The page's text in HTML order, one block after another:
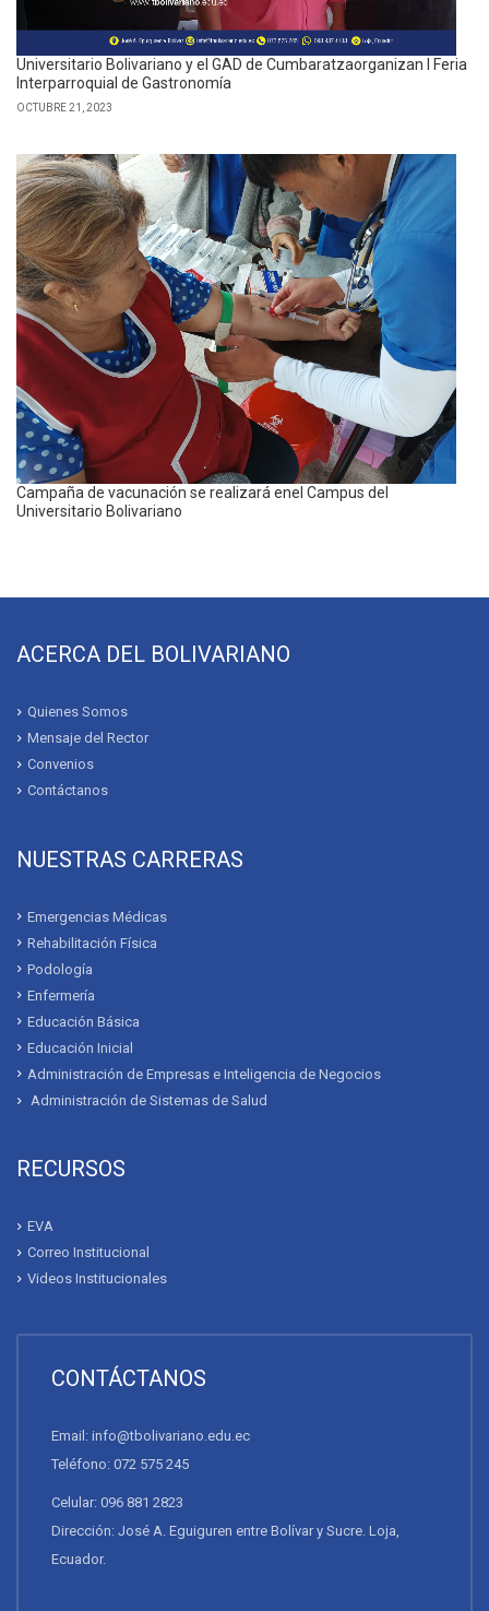
Universitario Bolivariano y el GAD de Cumbaratzaorganizan I Feria
Interparroquial de Gastronomía
OCTUBRE 21, 2023
Campaña de vacunación se realizará enel Campus del
Universitario Bolivariano
ACERCA DEL BOLIVARIANO
Quienes Somos
Mensaje del Rector
Convenios
Contáctanos
NUESTRAS CARRERAS
Emergencias Médicas
Rehabilitación Física
Podología
Enfermería
Educación Básica
Educación Inicial
Administración de Empresas e Inteligencia de Negocios
Administración de Sistemas de Salud
RECURSOS
EVA
Correo Institucional
Videos Institucionales
CONTÁCTANOS
Email: info@tbolivariano.edu.ec
Teléfono: 072 575 245
Celular: 096 881 2823
Dirección: José A. Eguiguren entre Bolívar y Sucre. Loja,
Ecuador.